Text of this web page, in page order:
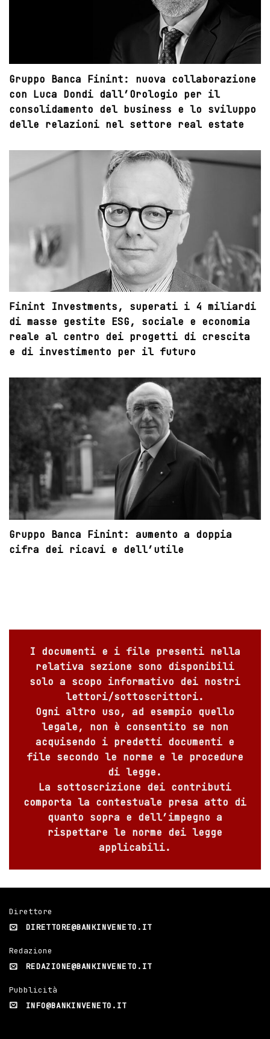
Gruppo Banca Finint: nuova collaborazione
con Luca Dondi dall’Orologio per il
consolidamento del business e lo sviluppo
delle relazioni nel settore real estate
Finint Investments, superati i 4 miliardi
di masse gestite ESG, sociale e economia
reale al centro dei progetti di crescita
e di investimento per il futuro
Gruppo Banca Finint: aumento a doppia
cifra dei ricavi e dell’utile
I documenti e i file presenti nella
relativa sezione sono disponibili
solo a scopo informativo dei nostri
lettori/sottoscrittori.
Ogni altro uso, ad esempio quello
legale, non è consentito se non
acquisendo i predetti documenti e
file secondo le norme e le procedure
di legge.
La sottoscrizione dei contributi
comporta la contestuale presa atto di
quanto sopra e dell’impegno a
rispettare le norme dei legge
applicabili.
Direttore
DIRETTORE@BANKINVENETO.IT
Redazione
REDAZIONE@BANKINVENETO.IT
Pubblicità
INFO@BANKINVENETO.IT